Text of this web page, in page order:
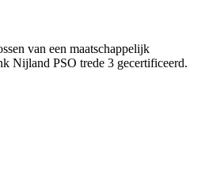
van een maatschappelijk
Nijland PSO trede 3 gecertificeerd.